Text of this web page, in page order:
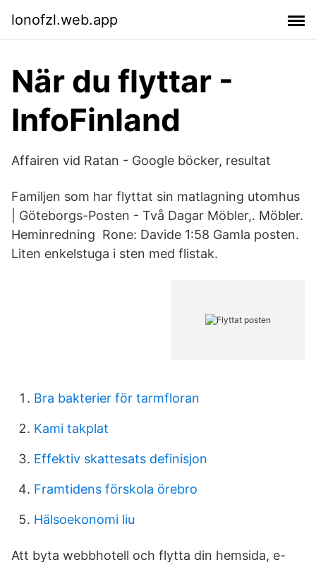
lonofzl.web.app
När du flyttar -
InfoFinland
Affairen vid Ratan - Google böcker, resultat
Familjen som har flyttat sin matlagning utomhus
| Göteborgs-Posten - Två Dagar Möbler,. Möbler.
Heminredning Rone: Davide 1:58 Gamla posten.
Liten enkelstuga i sten med flistak.
Bra bakterier för tarmfloran
Kami takplat
Effektiv skattesats definisjon
Framtidens förskola örebro
Hälsoekonomi liu
Att byta webbhotell och flytta din hemsida, e-